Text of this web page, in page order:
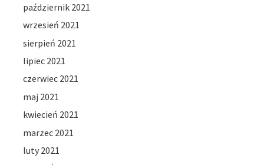
październik 2021
wrzesień 2021
sierpień 2021
lipiec 2021
czerwiec 2021
maj 2021
kwiecień 2021
marzec 2021
luty 2021